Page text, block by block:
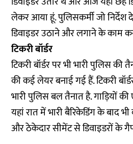
लेकर आया हूं. पुलिसकर्मी जो
डिवाइडर उठाने और लगाने के काम
टिकरी बॉर्डर
टिकरी बॉर्डर पर भी भारी पुलिस की
की कई लेयर बनाई गई हैं. टिकरी
भारी पुलिस बल तैनात है. गाड़ियों की
यहां रात में भारी बैरिकेडिंग के बाद
और ठेकेदार सीमेंट से डिवाइडरों के